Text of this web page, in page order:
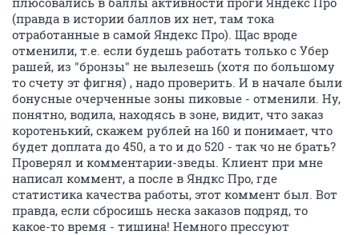
(правда в истории баллов их нет, там тока
отработанные в самой Яндекс Про). Щас вроде
отменили, т.е. если будешь работать только с Убер
рашей, из "бронзы" не вылезешь (хотя по большому
то счету эт фигня) , надо проверить. И в начале были
бонусные очерченные зоны пиковые - отменили. Ну,
понятно, водила, находясь в зоне, видит, что заказ
коротенький, скажем рублей на 160 и понимает, что
будет доплата до 450, а то и до 520 - так чо не брать?
Проверял и комментарии-зведы. Клиент при мне
написал коммент, а после в Яндкс Про, где
статистика качества работы, этот коммент был. Вот
правда, если сбросишь неска заказов подряд, то
какое-то время - тишина! Немного прессуют